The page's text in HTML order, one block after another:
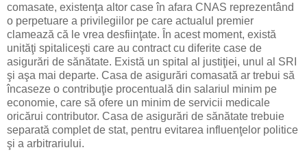
comasate, existenţa altor case în afara CNAS reprezentând
o perpetuare a privilegiilor pe care actualul premier
clamează că le vrea desfiinţate. În acest moment, există
unităţi spitaliceşti care au contract cu diferite case de
asigurări de sănătate. Există un spital al justiţiei, unul al SRI
şi aşa mai departe. Casa de asigurări comasată ar trebui să
încaseze o contribuţie procentuală din salariul minim pe
economie, care să ofere un minim de servicii medicale
oricărui contributor. Casa de asigurări de sănătate trebuie
separată complet de stat, pentru evitarea influenţelor politice
şi a arbitrariului.